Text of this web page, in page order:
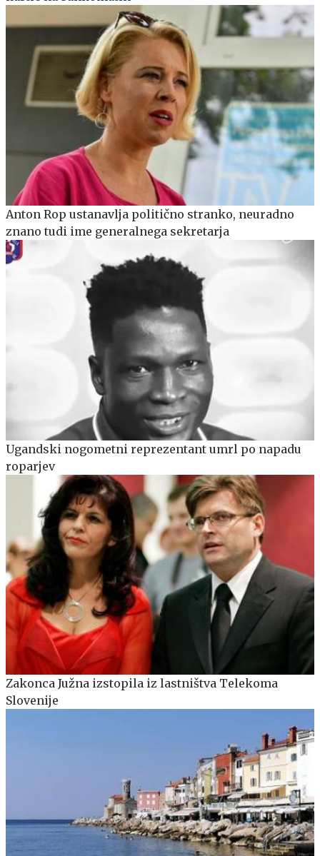
Anton Rop ustanavlja politično stranko, neuradno
znano tudi ime generalnega sekretarja
Ugandski nogometni reprezentant umrl po napadu
roparjev
Zakonca Južna izstopila iz lastništva Telekoma
Slovenije